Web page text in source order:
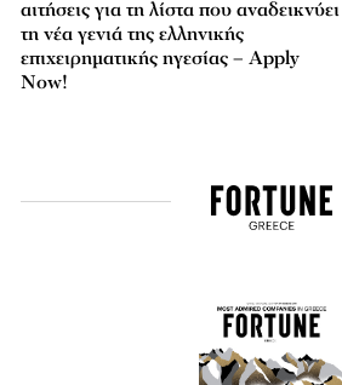
αιτήσεις για τη λίστα που αναδεικνύει
τη νέα γενιά της ελληνικής
επιχειρηματικής ηγεσίας – Apply
Now!